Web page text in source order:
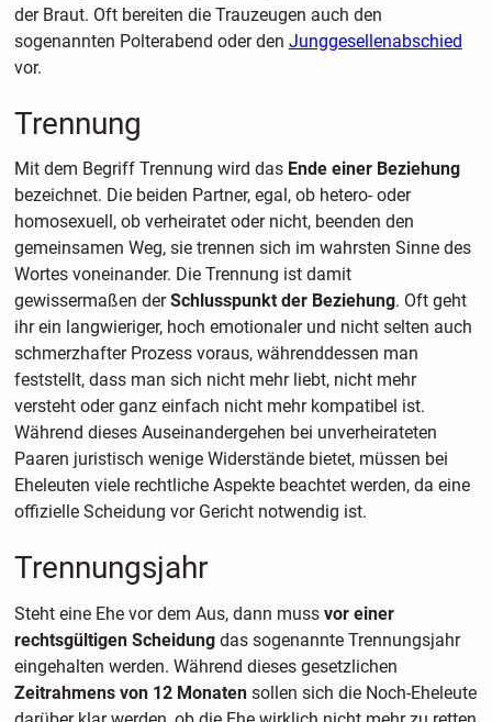
der Braut. Oft bereiten die Trauzeugen auch den
sogenannten Polterabend oder den Junggesellenabschied
vor.
Trennung
Mit dem Begriff Trennung wird das Ende einer Beziehung
bezeichnet. Die beiden Partner, egal, ob hetero- oder
homosexuell, ob verheiratet oder nicht, beenden den
gemeinsamen Weg, sie trennen sich im wahrsten Sinne des
Wortes voneinander. Die Trennung ist damit
gewissermaßen derSchlusspunkt der Beziehung. Oft geht
ihr ein langwieriger, hoch emotionaler und nicht selten auch
schmerzhafter Prozess voraus, währenddessen man
feststellt, dass man sich nicht mehr liebt, nicht mehr
versteht oder ganz einfach nicht mehr kompatibel ist.
Während dieses Auseinandergehen bei unverheirateten
Paaren juristisch wenige Widerstände bietet, müssen bei
Eheleuten viele rechtliche Aspekte beachtet werden, da eine
offizielle Scheidung vor Gericht notwendig ist.
Trennungsjahr
Steht eine Ehe vor dem Aus, dann muss vor einer
rechtsgültigen Scheidungdas sogenannte Trennungsjahr
eingehalten werden. Während dieses gesetzlichen
Zeitrahmens von 12 Monatensollen sich die Noch-Eheleute